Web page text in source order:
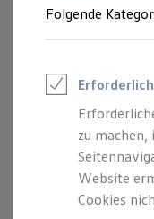
Junge
Leasing
Junge
Folgende
zu
Website
Cookies